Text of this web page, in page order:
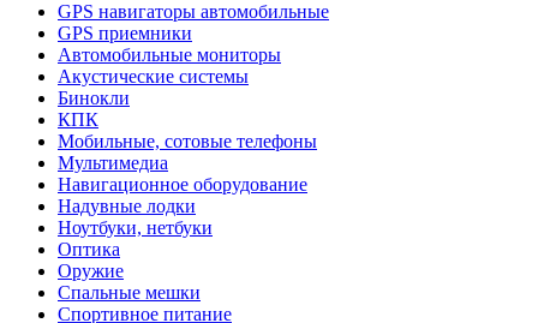
GPS навигаторы автомобильные
GPS приемники
Автомобильные мониторы
Акустические системы
Бинокли
КПК
Мобильные, сотовые телефоны
Мультимедиа
Навигационное оборудование
Надувные лодки
Ноутбуки, нетбуки
Оптика
Оружие
Спальные мешки
Спортивное питание